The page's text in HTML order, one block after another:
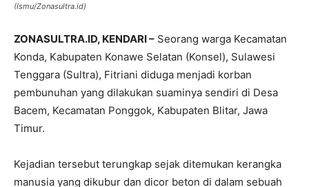
(Ismu/Zonasultra.id)
ZONASULTRA.ID, KENDARI – Seorang warga Kecamatan
Konda, Kabupaten Konawe Selatan (Konsel), Sulawesi
Tenggara (Sultra), Fitriani diduga menjadi korban
pembunuhan yang dilakukan suaminya sendiri di Desa
Bacem, Kecamatan Ponggok, Kabupaten Blitar, Jawa
Timur.
Kejadian tersebut terungkap sejak ditemukan kerangka
manusia yang dikubur dan dicor beton di dalam sebuah